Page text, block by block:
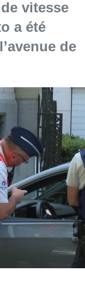
vitesse
a été
de